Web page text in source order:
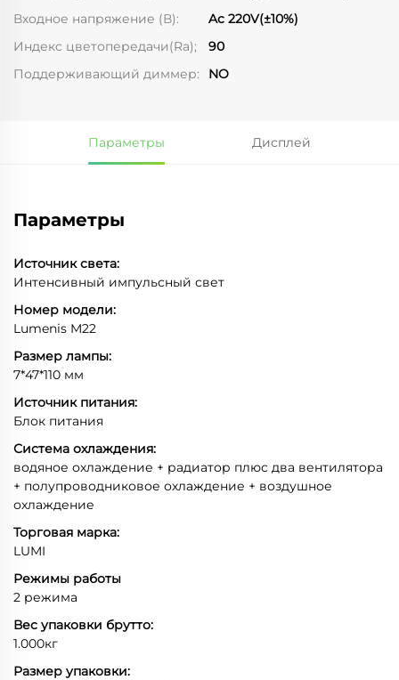
Входное напряжение (В):
Ac 220V(±10%)
Индекс цветопередачи(Ra);
90
Поддерживающий диммер:
NO
Параметры Дисплей
Параметры
Источник света:
Интенсивный импульсный свет
Номер модели:
Lumenis M22
Размер лампы:
7*47*110 мм
Источник питания:
Блок питания
Система охлаждения:
водяное охлаждение + радиатор плюс два вентилятора
+ полупроводниковое охлаждение + воздушное
охлаждение
Торговая марка:
LUMI
Режимы работы
2 режима
Вес упаковки брутто:
1.000кг
Размер упаковки: